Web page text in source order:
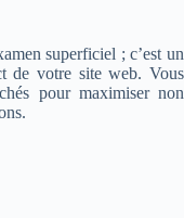
superficiel ; c’est un
de votre site web. Vous
pour maximiser non